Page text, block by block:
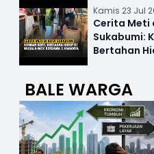
Kamis 23 Jul
Cerita Meti
Sukabumi:
Bertahan
BALE WARGA